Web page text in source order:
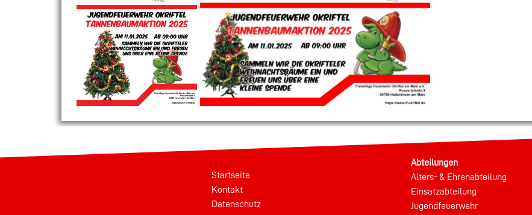
Startseite
Kontakt
Datenschutz
Abteilungen
Alters- & Ehrenabteilung
Einsatzabteilung
Jugendfeuerwehr